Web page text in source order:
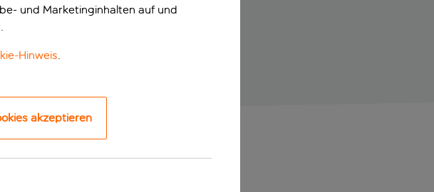
und Marketinginhalten auf und
Hinweis
akzeptieren